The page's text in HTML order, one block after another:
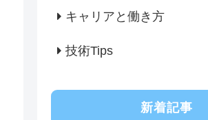
キャリアと働き方
技術Tips
新着記事